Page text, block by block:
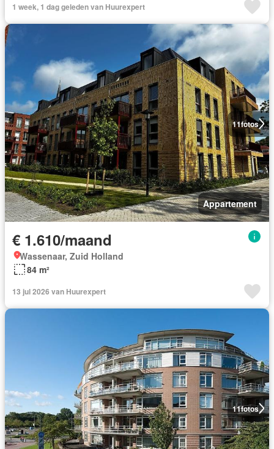
1 week, 1 dag geleden van Huurexpert
11fotos
Appartement
€ 1.610/maand
Wassenaar, Zuid Holland
84 m²
13 jul 2026 van Huurexpert
11fotos